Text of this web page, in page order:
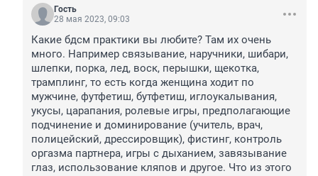
Гость
28 мая 2023, 09:03
Какие бдсм практики вы любите? Там их очень
много. Например связывание, наручники, шибари,
шлепки, порка, лед, воск, перышки, щекотка,
трамплинг, то есть когда женщина ходит по
мужчине, футфетиш, бутфетиш, иглоукалывания,
укусы, царапания, ролевые игры, предполагающие
подчинение и доминирование (учитель, врач,
полицейский, дрессировщик), фистинг, контроль
оргазма партнера, игры с дыханием, завязывание
глаз, использование кляпов и другое. Что из этого